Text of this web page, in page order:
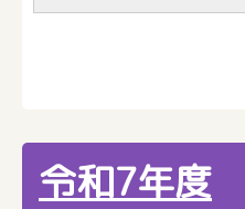
令和7年度